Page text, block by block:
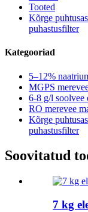
Tooted
Kõrge
puhastusfilter
Kategooriad
5–12%
MGPS
6-8 g/l soolvee
RO merevee
Kõrge
puhastusfilter
Soovitatud
7 kg